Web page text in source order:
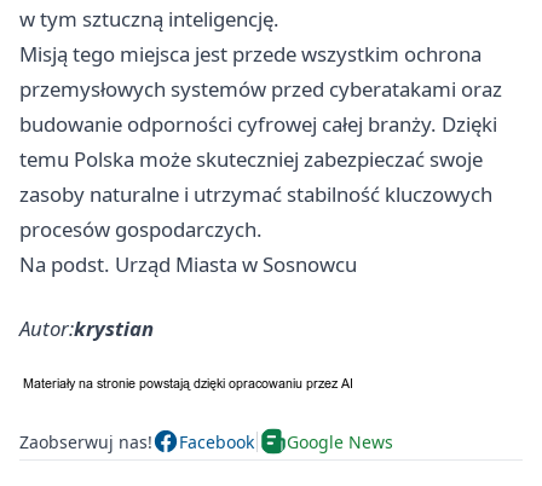
w tym sztuczną inteligencję.
Misją tego miejsca jest przede wszystkim ochrona
przemysłowych systemów przed cyberatakami oraz
budowanie odporności cyfrowej całej branży. Dzięki
temu Polska może skuteczniej zabezpieczać swoje
zasoby naturalne i utrzymać stabilność kluczowych
procesów gospodarczych.
Na podst. Urząd Miasta w Sosnowcu
Autor:krystian
Zaobserwuj nas! Facebook Google News